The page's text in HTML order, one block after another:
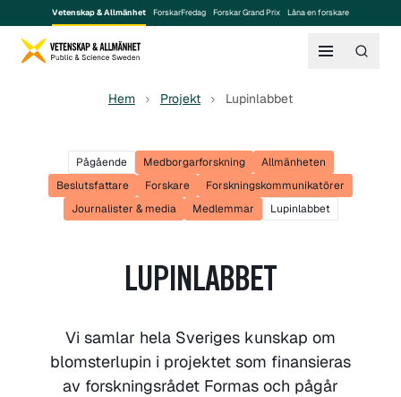
Vetenskap & Allmänhet ForskarFredag Forskar Grand Prix Låna en forskare
Hem Projekt Lupinlabbet
Pågående Medborgarforskning
Allmänheten
Beslutsfattare
Forskare
Forskningskommunikatörer
Journalister & media
Medlemmar Lupinlabbet
LUPINLABBET
Vi samlar hela Sveriges kunskap om
blomsterlupin i projektet som finansieras
av forskningsrådet Formas och pågår